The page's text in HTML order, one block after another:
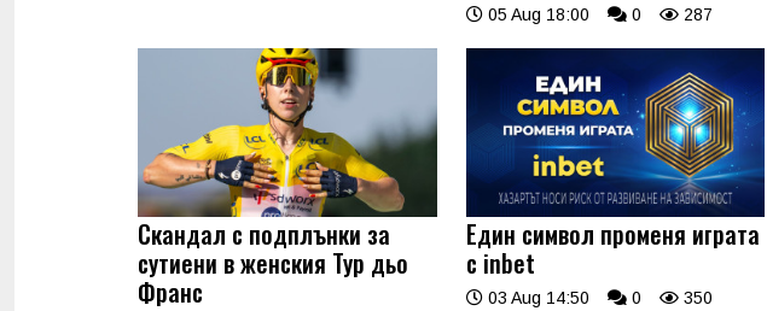
05 Aug 18:00 0 287
Скандал с подплънки за
сутиени в женския Тур дьо
Франс
Един символ променя играта
с inbet
03 Aug 14:50 0 350